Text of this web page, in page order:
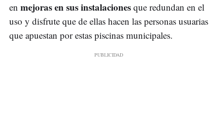
en mejoras en sus instalaciones que redundan en el
uso y disfrute que de ellas hacen las personas usuarias
que apuestan por estas piscinas municipales.